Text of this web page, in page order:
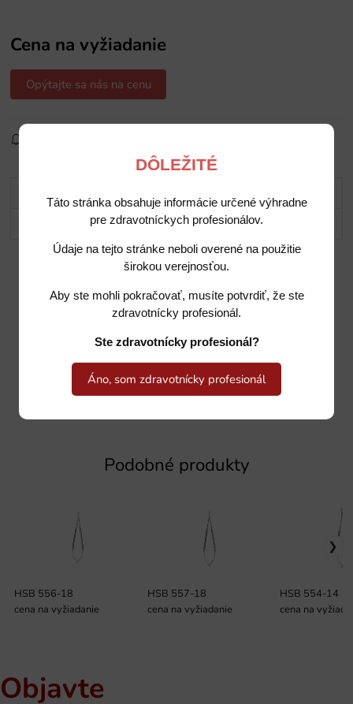
DÔLEŽITÉ
Táto stránka obsahuje informácie určené výhradne
pre zdravotníckych profesionálov.
Údaje na tejto stránke neboli overené na použitie
širokou verejnosťou.
Aby ste mohli pokračovať, musíte potvrdiť, že ste
zdravotnícky profesionál.
Ste zdravotnícky profesionál?
Áno, som zdravotnícky profesionál
Cena na vyžiadanie
Opýtajte sa nás na cenu
Potrebujete poradiť?
Podobné produkty
HSB 556-18
cena na vyžiadanie
HSB 557-18
cena na vyžiadanie
HSB 554-14
cena na
Objavte